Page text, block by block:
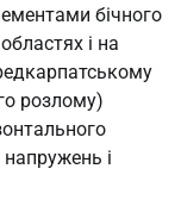
бічного
і на
розлому)
і